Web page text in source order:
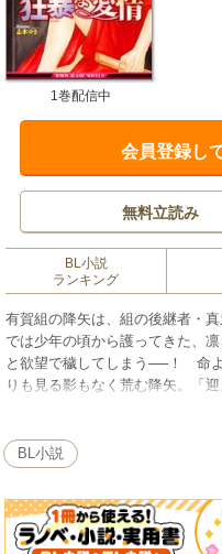
1巻配信中
会員登録し
無料立読み
BL小説
ランキング
有賀組の降矢は、組の後継者・
では少年の頃から護ってきた、
と欲望で穢してしまう──！ 命
りも見る影もなく荒む降矢。「
いを抑えきれず、執着をぶつ
BL小説